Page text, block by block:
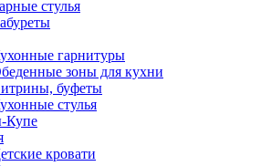
стулья
гарнитуры
зоны для кухни
буфеты
стулья
кровати